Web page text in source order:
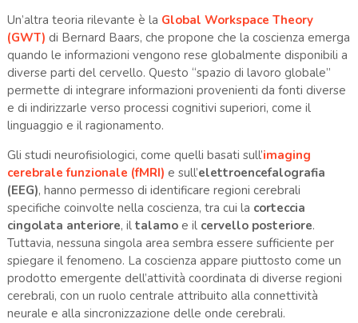
Un’altra teoria rilevante è la Global Workspace Theory
(GWT) di Bernard Baars, che propone che la coscienza emerga
quando le informazioni vengono rese globalmente disponibili a
diverse parti del cervello. Questo “spazio di lavoro globale”
permette di integrare informazioni provenienti da fonti diverse
e di indirizzarle verso processi cognitivi superiori, come il
linguaggio e il ragionamento.
Gli studi neurofisiologici, come quelli basati sull’imaging
cerebrale funzionale (fMRI) e sull’elettroencefalografia
(EEG), hanno permesso di identificare regioni cerebrali
specifiche coinvolte nella coscienza, tra cui la corteccia
cingolata anteriore, il talamoe il cervello posteriore.
Tuttavia, nessuna singola area sembra essere sufficiente per
spiegare il fenomeno. La coscienza appare piuttosto come un
prodotto emergente dell’attività coordinata di diverse regioni
cerebrali, con un ruolo centrale attribuito alla connettività
neurale e alla sincronizzazione delle onde cerebrali.